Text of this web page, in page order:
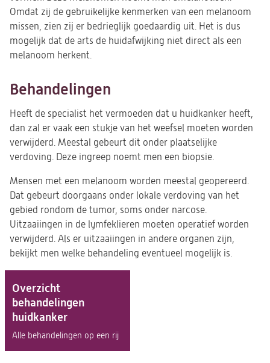
Omdat zij de gebruikelijke kenmerken van een melanoom
missen, zien zij er bedrieglijk goedaardig uit. Het is dus
mogelijk dat de arts de huidafwijking niet direct als een
melanoom herkent.
Behandelingen
Heeft de specialist het vermoeden dat u huidkanker heeft,
dan zal er vaak een stukje van het weefsel moeten worden
verwijderd. Meestal gebeurt dit onder plaatselijke
verdoving. Deze ingreep noemt men een biopsie.
Mensen met een melanoom worden meestal geopereerd.
Dat gebeurt doorgaans onder lokale verdoving van het
gebied rondom de tumor, soms onder narcose.
Uitzaaiingen in de lymfeklieren moeten operatief worden
verwijderd. Als er uitzaaiingen in andere organen zijn,
bekijkt men welke behandeling eventueel mogelijk is.
Overzicht
behandelingen
huidkanker
Alle behandelingen op een rij